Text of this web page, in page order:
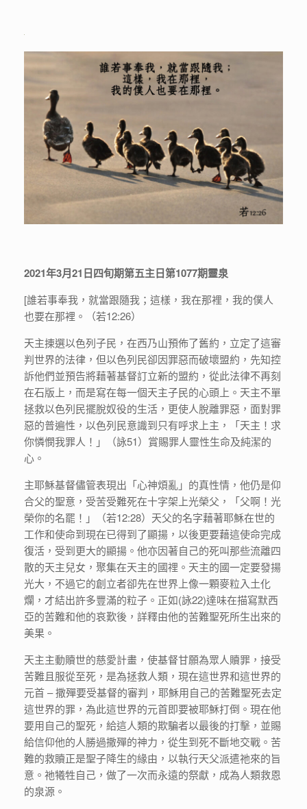
2021年3月21日四旬期第五主日第1077期靈泉
[誰若事奉我，就當跟隨我；這樣，我在那裡，我的僕人
也要在那裡。（若12:26）
天主㨂選以色列子民，在西乃山預佈了舊約，立定了這審
判世界的法律，但以色列民卻因罪惡而破壞盟約，先知控
訴他們並預告將藉著基督訂立新的盟約，從此法律不再刻
在石版上，而是寫在每一個天主子民的心頭上。天主不單
拯救以色列民擺脫奴役的生活，更使人脫離罪惡，面對罪
惡的普遍性，以色列民意識到只有呼求上主，「天主！求
你憐憫我罪人！」（詠51）賞賜罪人靈性生命及純潔的
心。
主耶穌基督儘管表現出「心神煩亂」的真性情，他仍是仰
合父的聖意，受苦受難死在十字架上光榮父，「父啊！光
榮你的名罷！」（若12:28）天父的名字藉著耶穌在世的
工作和使命到現在已得到了顯揚，以後更要藉這使命完成
復活，受到更大的顯揚。他亦因著自己的死叫那些流離四
散的天主兒女，聚集在天主的國𥚃。天主的國一定要發揚
光大，不過它的創立者卻先在世界上像一顆麥粒入土化
爛，才結出許多豐滿的粒子。正如(詠22)達味在描寫默西
亞的苦難和他的哀歎後，詳釋由他的苦難聖死所生出來的
美果。
天主主動贖世的慈愛計畫，使基督甘願為眾人贖罪，接受
苦難且服從至死，是為拯救人類，現在這世界和這世界的
元首 – 撒殫要受基督的審判，耶穌用自己的苦難聖死去定
這世界的罪，為此這世界的元首即要被耶穌打倒。現在他
要用自己的聖死，給這人類的欺騙者以最後的打擊，並賜
給信仰他的人勝過撒殫的神力，從生到死不斷地交戰。苦
難的救贖正是聖子降生的緣由，以執行天父派遣祂來的旨
意。祂犧牲自己，做了一次而永遠的祭獻，成為人類救恩
的泉源。